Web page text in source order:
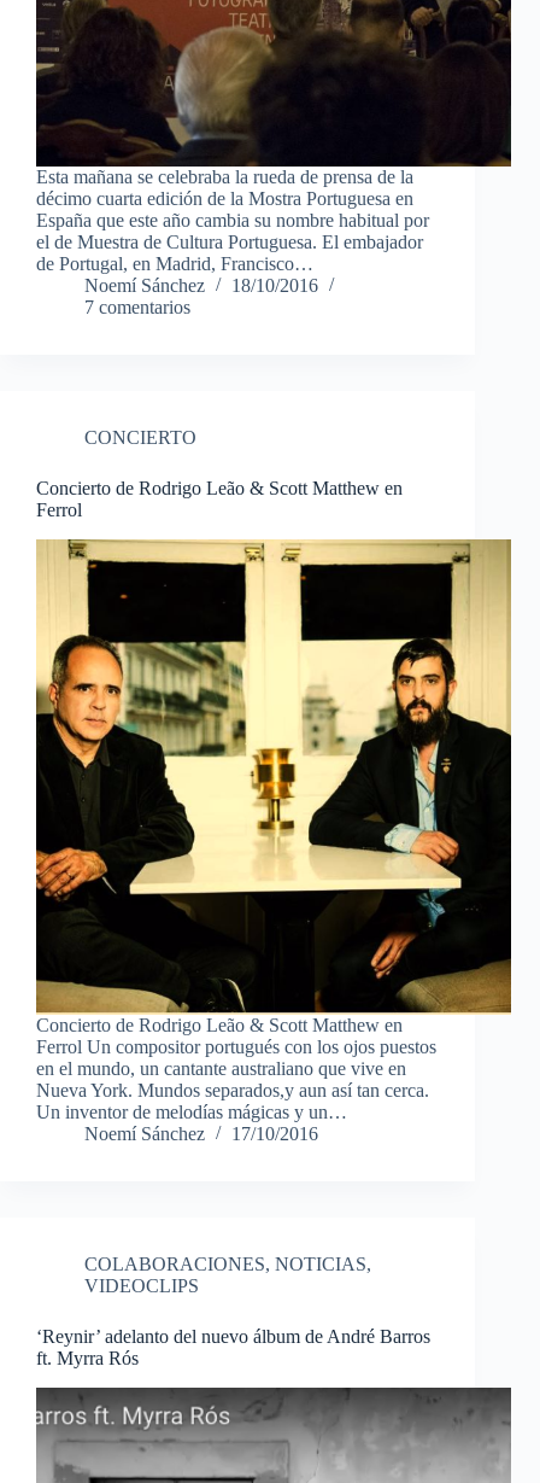
Esta mañana se celebraba la rueda de prensa de la
décimo cuarta edición de la Mostra Portuguesa en
España que este año cambia su nombre habitual por
el de Muestra de Cultura Portuguesa. El embajador
de Portugal, en Madrid, Francisco…
Noemí Sánchez
18/10/2016
7 comentarios
CONCIERTO
Concierto de Rodrigo Leão & Scott Matthew en
Ferrol
Concierto de Rodrigo Leão & Scott Matthew en
Ferrol Un compositor portugués con los ojos puestos
en el mundo, un cantante australiano que vive en
Nueva York. Mundos separados,y aun así tan cerca.
Un inventor de melodías mágicas y un…
Noemí Sánchez
17/10/2016
COLABORACIONES, NOTICIAS,
VIDEOCLIPS
‘Reynir’ adelanto del nuevo álbum de André Barros
ft. Myrra Rós